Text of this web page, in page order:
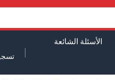
الأسئلة الشائعة